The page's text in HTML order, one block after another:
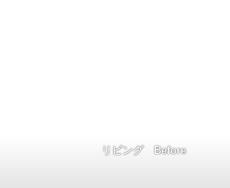
リビング Before